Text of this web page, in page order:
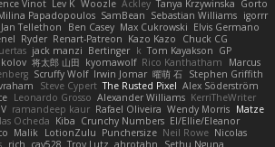
Vinot Lev K Woozle Ackley Tanya Krzywinska Gorto
Papadopoulos SamBean Sebastian Williams igorrr
Jan Tellethon Ben Casey Max Cukrowski Elvis Germano
Ryder Renart-Patreon Kazo Kazo
Chuck CG
jack manzi Bertinger k Tom Kayakson GP
将太郎 山田 kyomawolf Rico Kanthatham
Marcus
Scruffy Wolf Irwin Jomar 曜萌 石 Stephen Griffith
Steve Cypert The Rusted Pixel Alex Söderström
Leonardo Grosso Alexander Williams KerriTheWriter
V ramandeep kaur Rafael Oliveira Wendy Morris Matze
Ocheda Kiba Crunchy Numbers El/Ellie/Eleanor
Malik LotionZulu Punchersize Neil Rowe Nicolas
rich cav528 Troy Lutz ahrotahn
Sethu Nguna